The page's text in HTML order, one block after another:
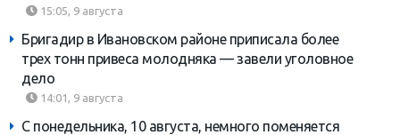
15:05, 9 августа
Бригадир в Ивановском районе приписала более
трех тонн привеса молодняка — завели уголовное
дело
14:01, 9 августа
С понедельника, 10 августа, немного поменяется